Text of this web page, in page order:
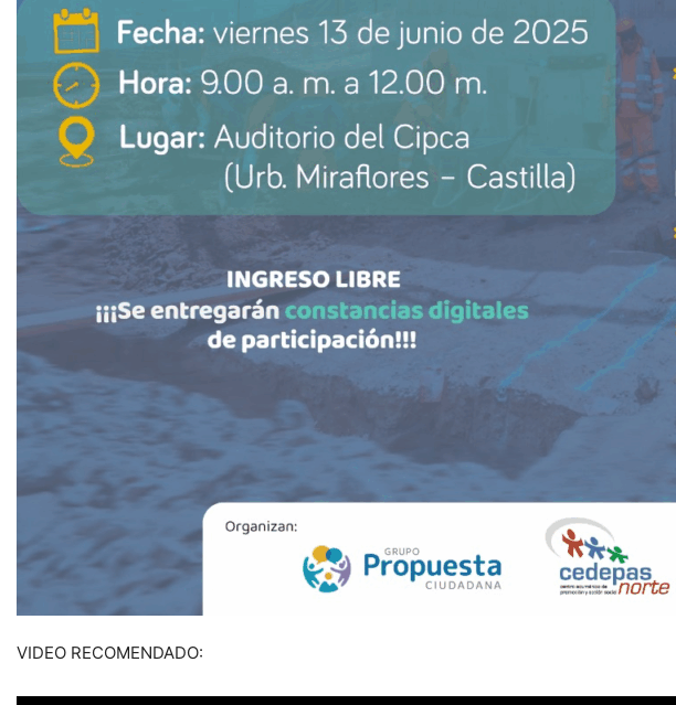
VIDEO RECOMENDADO: